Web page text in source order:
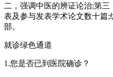
二，强调中医的辨证论治;第
表及参与发表学术论文数十篇
部。
就诊绿色通道
1.您是否已到医院确诊？